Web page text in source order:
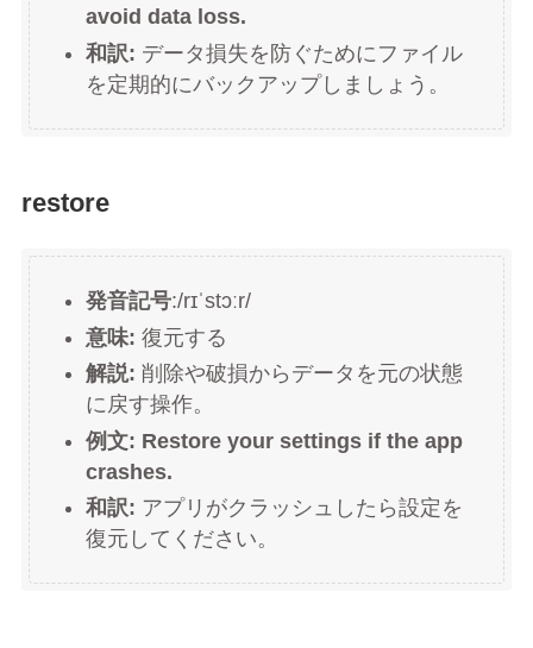
avoid data loss.
和訳: データ損失を防ぐためにファイル
を定期的にバックアップしましょう。
restore
発音記号:/rɪˈstɔːr/
意味: 復元する
解説: 削除や破損からデータを元の状態
に戻す操作。
例文: Restore your settings if the app
crashes.
和訳: アプリがクラッシュしたら設定を
復元してください。